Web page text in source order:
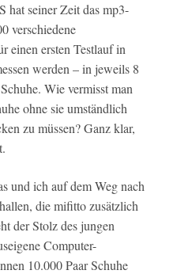
hat seiner Zeit das mp3-
verschiedene
einen ersten Testlauf in
werden – in jeweils 8
Wie vermisst man
ohne sie umständlich
zu müssen? Ganz klar,
und ich auf dem Weg nach
die mifitto zusätzlich
der Stolz des jungen
Computer-
10.000 Paar Schuhe